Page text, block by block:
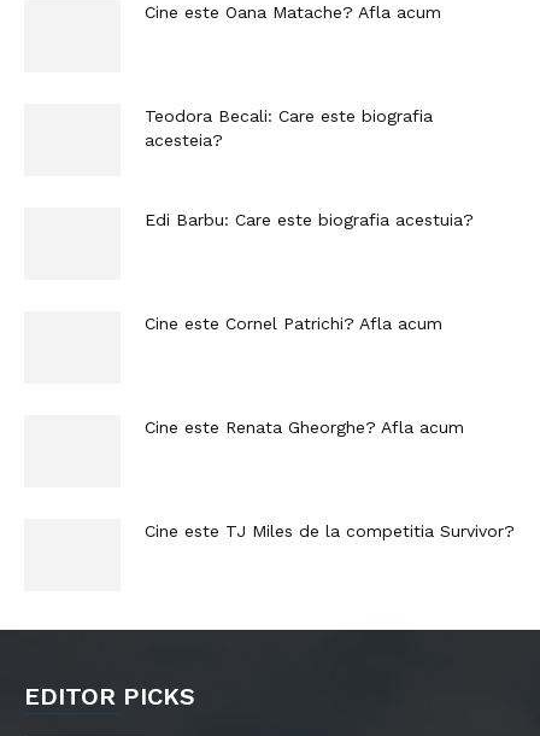
Cine este Oana Matache? Afla acum
Teodora Becali: Care este biografia
acesteia?
Edi Barbu: Care este biografia acestuia?
Cine este Cornel Patrichi? Afla acum
Cine este Renata Gheorghe? Afla acum
Cine este TJ Miles de la competitia Survivor?
EDITOR PICKS